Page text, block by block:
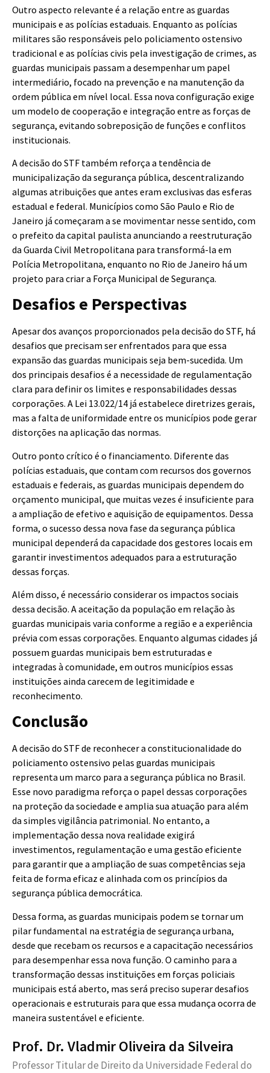
Outro aspecto relevante é a relação entre as guardas
municipais e as polícias estaduais. Enquanto as polícias
militares são responsáveis pelo policiamento ostensivo
tradicional e as polícias civis pela investigação de crimes, as
guardas municipais passam a desempenhar um papel
intermediário, focado na prevenção e na manutenção da
ordem pública em nível local. Essa nova configuração exige
um modelo de cooperação e integração entre as forças de
segurança, evitando sobreposição de funções e conflitos
institucionais.
A decisão do STF também reforça a tendência de
municipalização da segurança pública, descentralizando
algumas atribuições que antes eram exclusivas das esferas
estadual e federal. Municípios como São Paulo e Rio de
Janeiro já começaram a se movimentar nesse sentido, com
o prefeito da capital paulista anunciando a reestruturação
da Guarda Civil Metropolitana para transformá-la em
Polícia Metropolitana, enquanto no Rio de Janeiro há um
projeto para criar a Força Municipal de Segurança.
Desafios e Perspectivas
Apesar dos avanços proporcionados pela decisão do STF, há
desafios que precisam ser enfrentados para que essa
expansão das guardas municipais seja bem-sucedida. Um
dos principais desafios é a necessidade de regulamentação
clara para definir os limites e responsabilidades dessas
corporações. A Lei 13.022/14 já estabelece diretrizes gerais,
mas a falta de uniformidade entre os municípios pode gerar
distorções na aplicação das normas.
Outro ponto crítico é o financiamento. Diferente das
polícias estaduais, que contam com recursos dos governos
estaduais e federais, as guardas municipais dependem do
orçamento municipal, que muitas vezes é insuficiente para
a ampliação de efetivo e aquisição de equipamentos. Dessa
forma, o sucesso dessa nova fase da segurança pública
municipal dependerá da capacidade dos gestores locais em
garantir investimentos adequados para a estruturação
dessas forças.
Além disso, é necessário considerar os impactos sociais
dessa decisão. A aceitação da população em relação às
guardas municipais varia conforme a região e a experiência
prévia com essas corporações. Enquanto algumas cidades já
possuem guardas municipais bem estruturadas e
integradas à comunidade, em outros municípios essas
instituições ainda carecem de legitimidade e
reconhecimento.
Conclusão
A decisão do STF de reconhecer a constitucionalidade do
policiamento ostensivo pelas guardas municipais
representa um marco para a segurança pública no Brasil.
Esse novo paradigma reforça o papel dessas corporações
na proteção da sociedade e amplia sua atuação para além
da simples vigilância patrimonial. No entanto, a
implementação dessa nova realidade exigirá
investimentos, regulamentação e uma gestão eficiente
para garantir que a ampliação de suas competências seja
feita de forma eficaz e alinhada com os princípios da
segurança pública democrática.
Dessa forma, as guardas municipais podem se tornar um
pilar fundamental na estratégia de segurança urbana,
desde que recebam os recursos e a capacitação necessários
para desempenhar essa nova função. O caminho para a
transformação dessas instituições em forças policiais
municipais está aberto, mas será preciso superar desafios
operacionais e estruturais para que essa mudança ocorra de
maneira sustentável e eficiente.
Prof. Dr. Vladmir Oliveira da Silveira
Professor Titular de Direito da Universidade Federal do